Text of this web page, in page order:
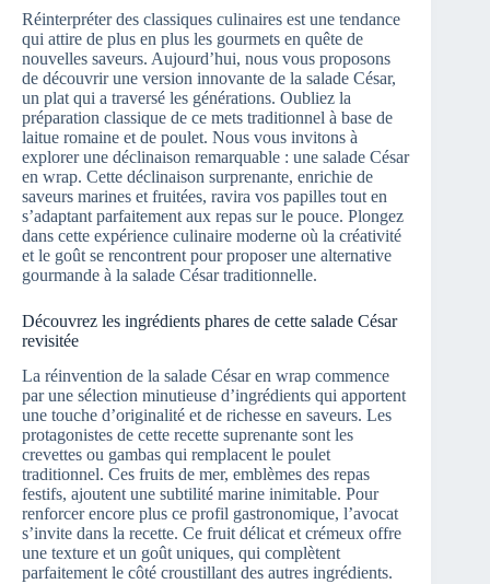
Réinterpréter des classiques culinaires est une tendance
qui attire de plus en plus les gourmets en quête de
nouvelles saveurs. Aujourd’hui, nous vous proposons
de découvrir une version innovante de la salade César,
un plat qui a traversé les générations. Oubliez la
préparation classique de ce mets traditionnel à base de
laitue romaine et de poulet. Nous vous invitons à
explorer une déclinaison remarquable : une salade César
en wrap. Cette déclinaison surprenante, enrichie de
saveurs marines et fruitées, ravira vos papilles tout en
s’adaptant parfaitement aux repas sur le pouce. Plongez
dans cette expérience culinaire moderne où la créativité
et le goût se rencontrent pour proposer une alternative
gourmande à la salade César traditionnelle.
Découvrez les ingrédients phares de cette salade César
revisitée
La réinvention de la salade César en wrap commence
par une sélection minutieuse d’ingrédients qui apportent
une touche d’originalité et de richesse en saveurs. Les
protagonistes de cette recette suprenante sont les
crevettes ou gambas qui remplacent le poulet
traditionnel. Ces fruits de mer, emblèmes des repas
festifs, ajoutent une subtilité marine inimitable. Pour
renforcer encore plus ce profil gastronomique, l’avocat
s’invite dans la recette. Ce fruit délicat et crémeux offre
une texture et un goût uniques, qui complètent
parfaitement le côté croustillant des autres ingrédients.